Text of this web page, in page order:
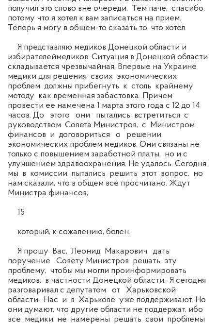
получил это слово вне очереди. Тем паче, спасибо,
потому что я хотел к вам записаться на прием.
Теперь я могу в общем-то сказать то, что хотел.
Я представляю медиков Донецкой области и
избирателеймедиков. Ситуация в Донецкой области
складывается чрезвычайная. Впервые на Украине
медики для решения своих экономических
проблем должны прибегнуть к столь крайнему
методу как временная забастовка. Причем
провести ее намечена 1 марта этого года с 12 до 14
часов. До этого они пытались встретиться с
руководством Совета Министров, с Министром
финансов и договориться о решении
экономических проблем медиков. Они связаны не
только с повышением заработной платы, но и с
улучшением здравоохранения. Не удалось. Сегодня
мы в комиссии пытались решить этот вопрос, но
нам сказали, что в общем все просчитано. Ждут
Министра финансов,
15
который, к сожалению, болен.
Я прошу Вас, Леонид Макарович, дать
поручение Совету Министров решать эту
проблему, чтобы мы могли проинформировать
медиков, в частности Донецкой области. Я сегодня
разговаривал с депутатом от Харьковской
области. Нас и в Харькове уже поддерживают. Но
они думают, что другие области не поддержат, ибо
все медики не намерены решать свои проблемы